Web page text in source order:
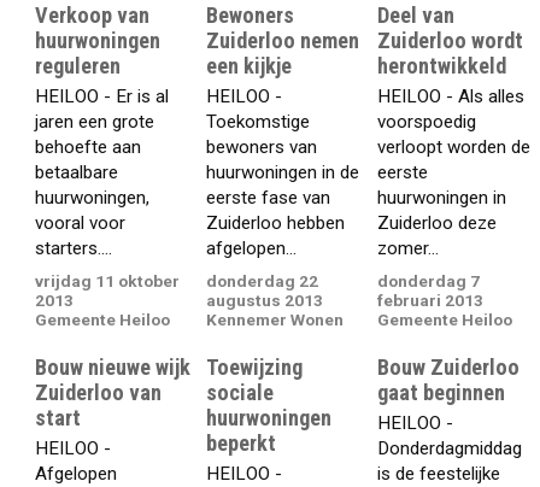
Verkoop van
huurwoningen
reguleren
HEILOO - Er is al
jaren een grote
behoefte aan
betaalbare
huurwoningen,
vooral voor
starters....
vrijdag 11 oktober
2013
Gemeente Heiloo
Bewoners
Zuiderloo nemen
een kijkje
HEILOO -
Toekomstige
bewoners van
huurwoningen in de
eerste fase van
Zuiderloo hebben
afgelopen...
donderdag 22
augustus 2013
Kennemer Wonen
Deel van
Zuiderloo wordt
herontwikkeld
HEILOO - Als alles
voorspoedig
verloopt worden de
eerste
huurwoningen in
Zuiderloo deze
zomer...
donderdag 7
februari 2013
Gemeente Heiloo
Bouw nieuwe wijk
Zuiderloo van
start
HEILOO -
Afgelopen
Toewijzing
sociale
huurwoningen
beperkt
HEILOO -
Bouw Zuiderloo
gaat beginnen
HEILOO -
Donderdagmiddag
is de feestelijke